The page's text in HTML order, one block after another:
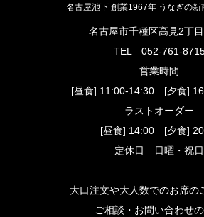
名古屋池下 創業1967年 うなぎの新
名古屋市千種区高見2丁
TEL 052-761-
営業時間
[昼食] 11:00-14:30 [夕食]
ラストオーダー
[昼食] 14:00 [夕食]
定休日 日曜・祝日
大口注文や大人数でのお席の
ご相談・お問い合わせ